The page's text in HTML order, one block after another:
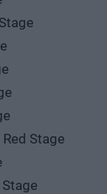
Red Stage
Stage